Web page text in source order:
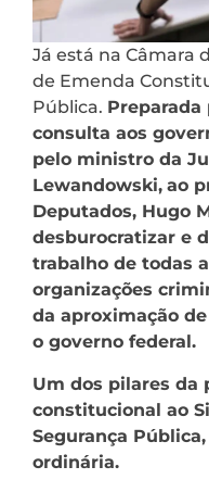
Já está na Câmara
de Emenda
Pública. Preparada
consulta aos
pelo ministro da
Lewandowski, ao
Deputados, Hugo
desburocratizar e
trabalho de todas
organizações
da aproximação
o governo federal.
Um dos pilares da
constitucional ao
Segurança
ordinária.